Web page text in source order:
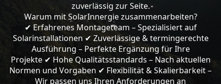
zuverlässig zur Seite.
Warum mit SolarInnergie zusammenarbeiten?
✔ Erfahrenes Montageteam – Spezialisiert auf
Solarinstallationen ✔ Zuverlässige & termingerechte
Ausführung – Perfekte Ergänzung für Ihre
Projekte ✔ Hohe Qualitätsstandards – Nach aktuellen
Normen und Vorgaben ✔ Flexibilität & Skalierbarkeit –
Wir passen uns Ihren Anforderungen an